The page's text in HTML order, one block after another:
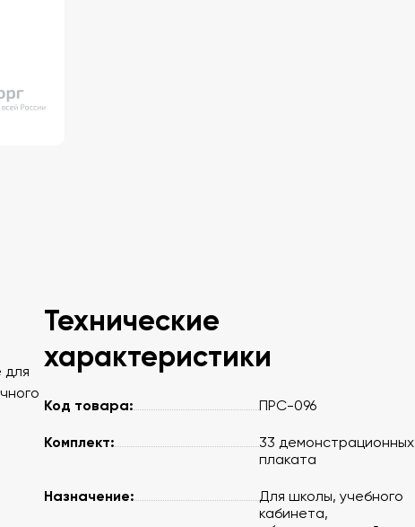
для
Технические
характеристики
Код товара: ПРС-096
Комплект:
33 демонстрационных
плаката
Назначение:
Для школы, учебного
кабинета,